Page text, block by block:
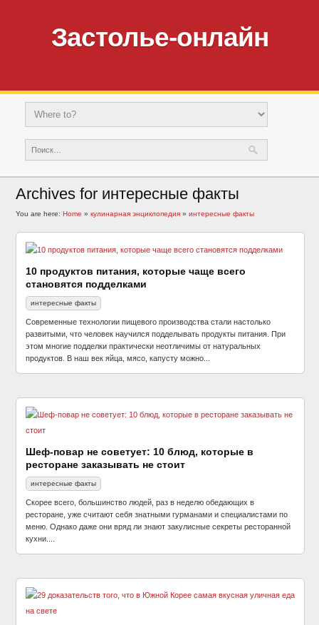
Застолье-онлайн
Archives for интересные факты
You are here:Home »кулинарная энциклопедия »интересные факты
10 продуктов питания, которые чаще всего
становятся подделками
интересные факты
Современные технологии пищевого производства стали настолько
развитыми, что человек научился подделывать продукты питания. При
этом многие подделки практически неотличимы от натуральных
продуктов. В наш век яйца, мясо, капусту можно...
Шеф-повар не советует: 10 блюд, которые в
ресторане заказывать не стоит
интересные факты
Скорее всего, большинство людей, раз в неделю обедающих в
ресторане, уже считают себя знатными гурманами и специалистами по
меню. Однако даже они вряд ли знают закулисные секреты ресторанной
кухни....